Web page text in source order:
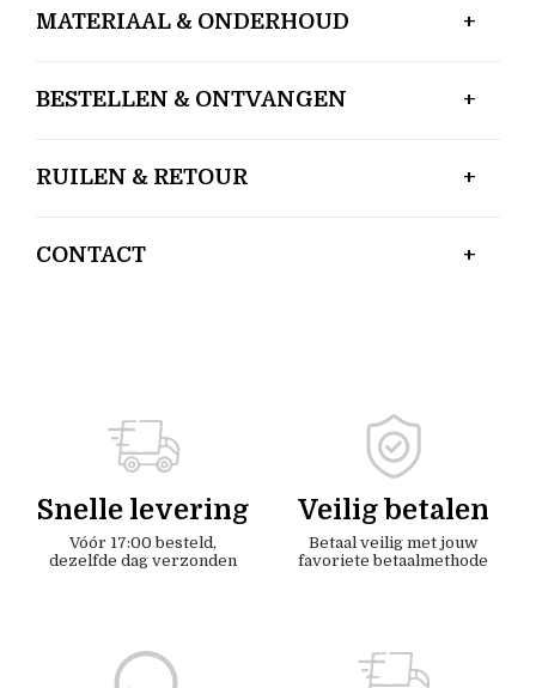
MATERIAAL & ONDERHOUD
BESTELLEN & ONTVANGEN
RUILEN & RETOUR
CONTACT
Snelle levering
Vóór 17:00 besteld,
dezelfde dag verzonden
Veilig betalen
Betaal veilig met jouw
favoriete betaalmethode